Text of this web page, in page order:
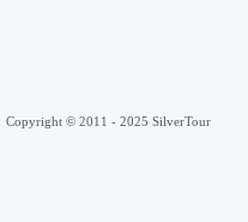
Copyright © 2011 - 2025 SilverTour